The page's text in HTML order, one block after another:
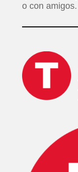
o con amigos.